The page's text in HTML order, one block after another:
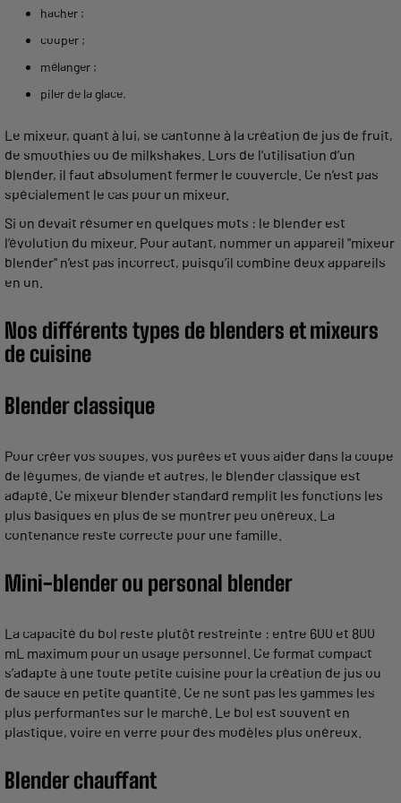
hacher ;
couper ;
mélanger ;
piler de la glace.
Le mixeur, quant à lui, se cantonne à la création de jus de fruit,
de smoothies ou de milkshakes. Lors de l'utilisation d’un
blender, il faut absolument fermer le couvercle. Ce n’est pas
spécialement le cas pour un mixeur.
Si on devait résumer en quelques mots : le blender est
l’évolution du mixeur. Pour autant, nommer un appareil "mixeur
blender" n’est pas incorrect, puisqu’il combine deux appareils
en un.
Nos différents types de blenders et mixeurs
de cuisine
Blender classique
Pour créer vos soupes, vos purées et vous aider dans la coupe
de légumes, de viande et autres, le blender classique est
adapté. Ce mixeur blender standard remplit les fonctions les
plus basiques en plus de se montrer peu onéreux. La
contenance reste correcte pour une famille.
Mini-blender ou personal blender
La capacité du bol reste plutôt restreinte : entre 600 et 800
mL maximum pour un usage personnel. Ce format compact
s’adapte à une toute petite cuisine pour la création de jus ou
de sauce en petite quantité. Ce ne sont pas les gammes les
plus performantes sur le marché. Le bol est souvent en
plastique, voire en verre pour des modèles plus onéreux.
Blender chauffant